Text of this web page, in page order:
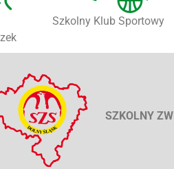
Szkolny Klub Sportowy
SZKOLNY